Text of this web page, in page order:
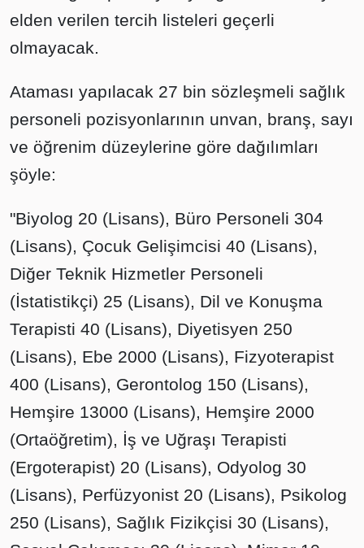
elden verilen tercih listeleri geçerli
olmayacak.
Ataması yapılacak 27 bin sözleşmeli sağlık
personeli pozisyonlarının unvan, branş, sayı
ve öğrenim düzeylerine göre dağılımları
şöyle:
"Biyolog 20 (Lisans), Büro Personeli 304
(Lisans), Çocuk Gelişimcisi 40 (Lisans),
Diğer Teknik Hizmetler Personeli
(İstatistikçi) 25 (Lisans), Dil ve Konuşma
Terapisti 40 (Lisans), Diyetisyen 250
(Lisans), Ebe 2000 (Lisans), Fizyoterapist
400 (Lisans), Gerontolog 150 (Lisans),
Hemşire 13000 (Lisans), Hemşire 2000
(Ortaöğretim), İş ve Uğraşı Terapisti
(Ergoterapist) 20 (Lisans), Odyolog 30
(Lisans), Perfüzyonist 20 (Lisans), Psikolog
250 (Lisans), Sağlık Fizikçisi 30 (Lisans),